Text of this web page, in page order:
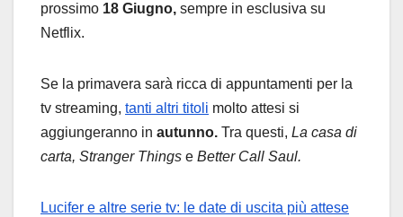
prossimo 18 Giugno, sempre in esclusiva su
Netflix.
Se la primavera sarà ricca di appuntamenti per la
tv streaming, tanti altri titoli molto attesi si
aggiungeranno in autunno. Tra questi, La casa di
carta, Stranger Things e Better Call Saul.
Lucifer e altre serie tv: le date di uscita più attese